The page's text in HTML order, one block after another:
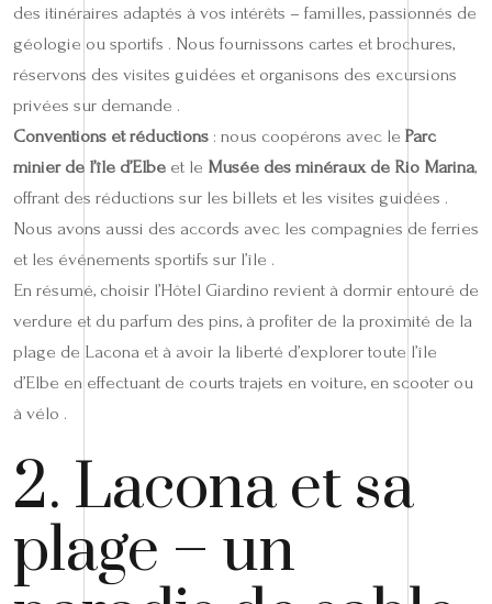
des itinéraires adaptés à vos intérêts – familles, passionnés de
géologie ou sportifs . Nous fournissons cartes et brochures,
réservons des visites guidées et organisons des excursions
privées sur demande .
Conventions et réductions : nous coopérons avec le Parc
minier de l’île d’Elbe et le Musée des minéraux de Rio Marina,
offrant des réductions sur les billets et les visites guidées .
Nous avons aussi des accords avec les compagnies de ferries
et les événements sportifs sur l’île .
En résumé, choisir l’Hôtel Giardino revient à dormir entouré de
verdure et du parfum des pins, à profiter de la proximité de la
plage de Lacona et à avoir la liberté d’explorer toute l’île
d’Elbe en effectuant de courts trajets en voiture, en scooter ou
à vélo .
2. Lacona et sa
plage – un